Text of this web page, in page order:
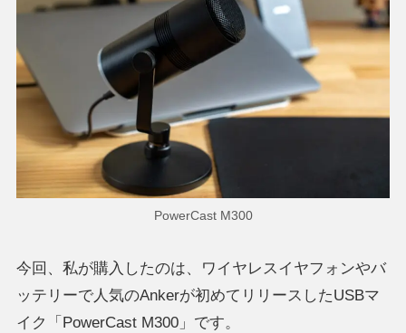
PowerCast M300
今回、私が購入したのは、ワイヤレスイヤフォンやバ
ッテリーで人気のAnkerが初めてリリースしたUSBマ
イク「PowerCast M300」です。